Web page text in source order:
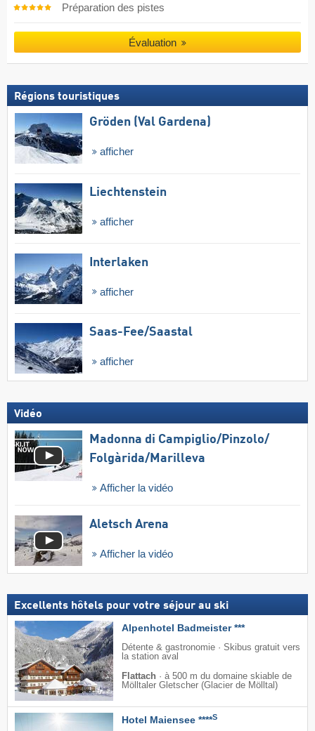
Préparation des pistes
Évaluation
Régions touristiques
Gröden (Val Gardena)
afficher
Liechtenstein
afficher
Interlaken
afficher
Saas-Fee/​Saastal
afficher
Vidéo
Madonna di Campiglio/​Pinzolo/​
Folgàrida/​Marilleva
Afficher la vidéo
Aletsch Arena
Afficher la vidéo
Excellents hôtels pour votre séjour au ski
Alpenhotel Badmeister ***
Détente & gastronomie · Skibus gratuit vers
la station aval
Flattach · à 500 m du domaine skiable de
Mölltaler Gletscher (Glacier de Mölltal)
Hotel Maiensee ****S